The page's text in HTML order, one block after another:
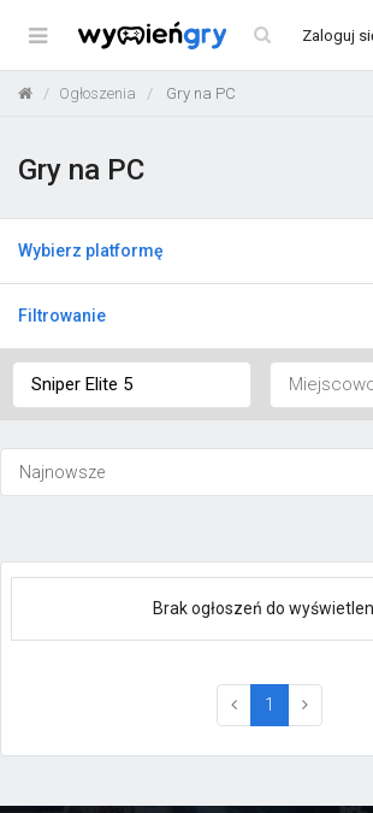
Menu Zaloguj
Ogłoszenia Gry na PC
Gry na PC
Wybierz platformę
Filtrowanie
Brak ogłoszeń do
1 (current)